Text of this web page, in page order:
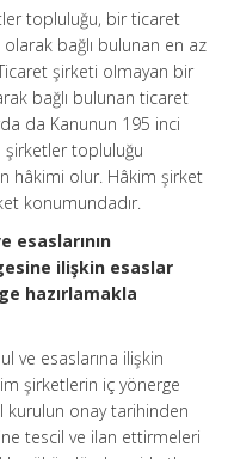
topluluğu, bir ticaret
bağlı bulunan en az
şirketi olmayan bir
bağlı bulunan ticaret
da Kanunun 195 inci
şirketler topluluğu
hâkimi olur. Hâkim şirket
konumundadır.
esaslarının
ilişkin esaslar
hazırlamakla
ve esaslarına ilişkin
şirketlerin iç yönerge
kurulun onay tarihinden
tescil ve ilan ettirmeleri